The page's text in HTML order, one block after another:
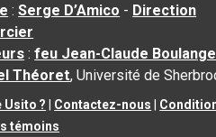
:Serge D’Amico - Direction
:feu Jean-Claude
Théoret, Université de
Usito ? Contactez-nous
témoins